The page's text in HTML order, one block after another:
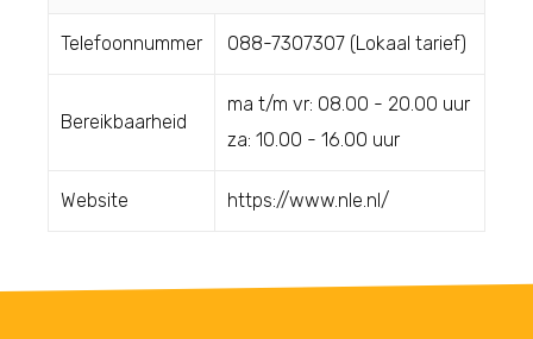
Telefoonnummer 088-7307307 (Lokaal tarief)
Bereikbaarheid
ma t/m vr: 08.00 - 20.00 uur
za: 10.00 - 16.00 uur
Website https://www.nle.nl/